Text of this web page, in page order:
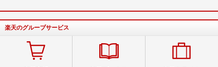
楽天のグループサービス